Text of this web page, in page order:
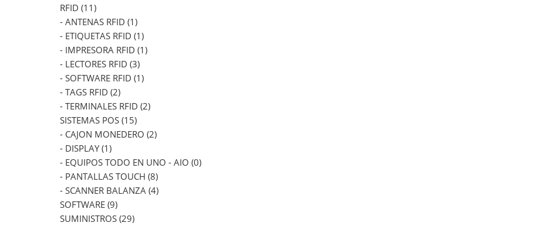
RFID (11)
- ANTENAS RFID (1)
- ETIQUETAS RFID (1)
- IMPRESORA RFID (1)
- LECTORES RFID (3)
- SOFTWARE RFID (1)
- TAGS RFID (2)
- TERMINALES RFID (2)
SISTEMAS POS (15)
- CAJON MONEDERO (2)
- DISPLAY (1)
- EQUIPOS TODO EN UNO - AIO (0)
- PANTALLAS TOUCH (8)
- SCANNER BALANZA (4)
SOFTWARE (9)
SUMINISTROS (29)